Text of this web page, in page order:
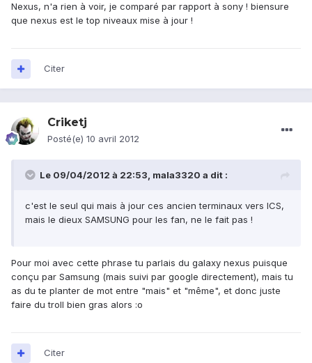
Nexus, n'a rien à voir, je comparé par rapport à sony ! biensure
que nexus est le top niveaux mise à jour !
Citer
Criketj
Posté(e) 10 avril 2012
Le 09/04/2012 à 22:53, mala3320 a dit :
c'est le seul qui mais à jour ces ancien terminaux vers ICS,
mais le dieux SAMSUNG pour les fan, ne le fait pas !
Pour moi avec cette phrase tu parlais du galaxy nexus puisque
conçu par Samsung (mais suivi par google directement), mais tu
as du te planter de mot entre "mais" et "même", et donc juste
faire du troll bien gras alors :o
Citer